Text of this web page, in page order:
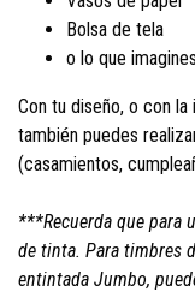
Bolsa de tela
o lo que imagines
Con tu diseño, o con
también puedes
(casamientos,
***Recuerda que para
de tinta. Para timbres
entintada Jumbo,